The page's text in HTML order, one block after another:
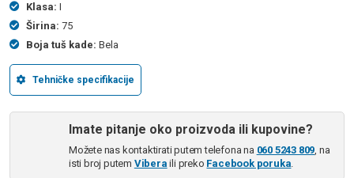
Klasa: I
Širina: 75
Boja tuš kade: Bela
Tehničke specifikacije
Imate pitanje oko proizvoda ili kupovine?
Možete nas kontaktirati putem telefona na 060 5243 809, na
isti broj putem Vibera ili preko Facebook poruka.